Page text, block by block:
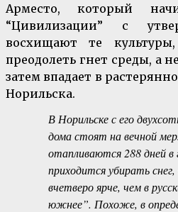
Арместо, который
“Цивилизации” с
восхищают те
преодолеть гнет среды, а
затем впадает в
Норильска.
В Норильске с его
дома стоят на вечной
отапливаются 288 дней в
приходится убирать
вчетверо ярче, чем в
южнее”. Похоже, в